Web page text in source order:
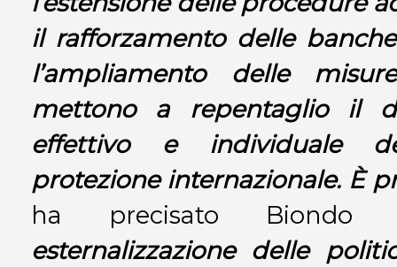
il rafforzamento delle
l’ampliamento delle
mettono a repentaglio il
effettivo e individuale
protezione internazionale. È
ha precisato
esternalizzazione delle